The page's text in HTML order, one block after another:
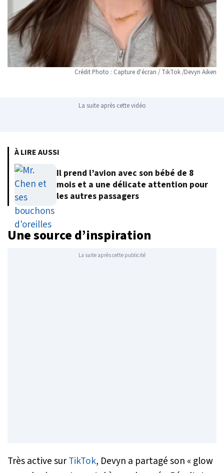
Crédit Photo : Capture d'écran / TikTok /Devyn Aiken
La suite après cette vidéo
À LIRE AUSSI
Il prend l’avion avec son bébé de 8
mois et a une délicate attention pour
les autres passagers
Une source d’inspiration
La suite après cette publicité
Très active surTikTok, Devyn a partagé son « glow